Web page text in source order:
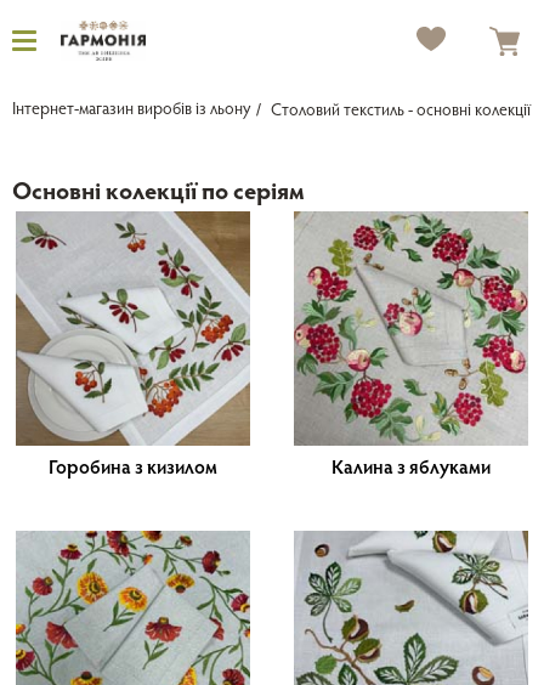
Інтернет-магазин виробів із льону Столовий текстиль - основні колекції
Основні колекції по серіям
Горобина з кизилом Калина з яблуками